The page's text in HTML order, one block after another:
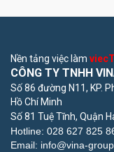
Nền tảng việc làm
CÔNG TY TNHH
Số 86 đường N11, KP.
Hồ Chí Minh
Số 81 Tuệ Tĩnh, Quận
Hotline: 028 627 825
Email: info@vina-